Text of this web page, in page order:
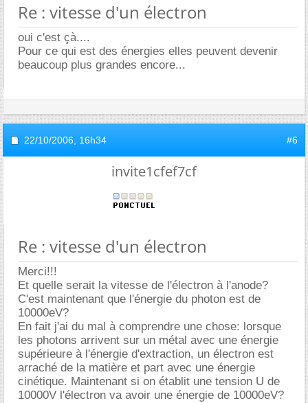
Re : vitesse d'un électron
oui c'est çà....
Pour ce qui est des énergies elles peuvent devenir
beaucoup plus grandes encore...
22/10/2006, 16h34 #6
invite1cfef7cf
Re : vitesse d'un électron
Merci!!!
Et quelle serait la vitesse de l'électron à l'anode?
C'est maintenant que l'énergie du photon est de
10000eV?
En fait j'ai du mal à comprendre une chose: lorsque
les photons arrivent sur un métal avec une énergie
supérieure à l'énergie d'extraction, un électron est
arraché de la matière et part avec une énergie
cinétique. Maintenant si on établit une tension U de
10000V l'électron va avoir une énergie de 10000eV?